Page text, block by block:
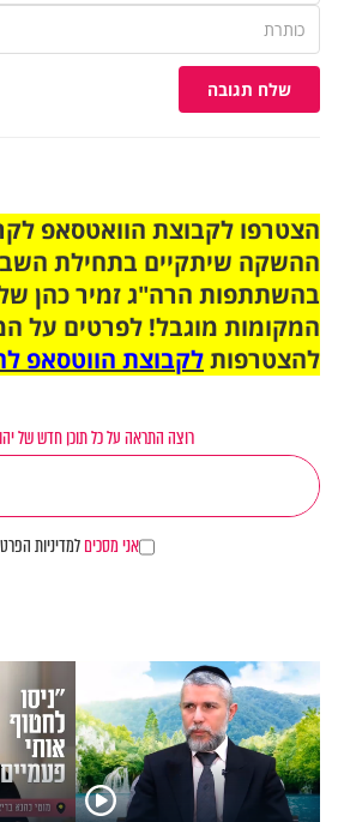
שלח תגובה
ההשקה שיתקיים בתחילת
בהשתתפות הרה"ג זמיר כהן
המקומות מוגבל! לפרטים על
להצטרפותלקבוצת הווטסאפ
רוצה התראה על כל תוכן חדש של
אני מסכיםלמדיניות